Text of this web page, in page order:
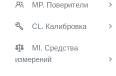
MP. Поверители
CL. Калибровка
MI. Средства
измерений